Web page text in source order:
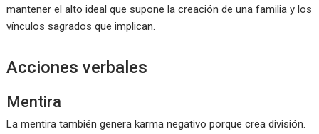
mantener el alto ideal que supone la creación de una familia y los
vínculos sagrados que implican.
Acciones verbales
Mentira
La mentira también genera karma negativo porque crea división.